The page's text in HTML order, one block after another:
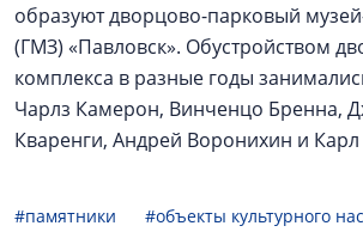
образуют дворцово-парковый
(ГМЗ) «Павловск». Обустройством
комплекса в разные годы
Чарлз Камерон, Винченцо Бренна,
Кваренги, Андрей Воронихин и Карл
#памятники
#объекты культурного